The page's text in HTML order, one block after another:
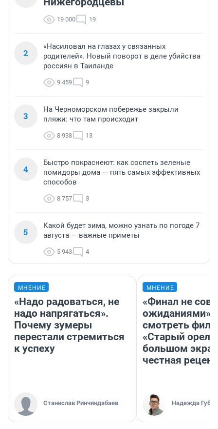
19 000 19
2
«Насиловал на глазах у связанных
родителей». Новый поворот в деле убийства
россиян в Таиланде
9 459 9
3
На Черноморском побережье закрыли
пляжи: что там происходит
8 938 13
4
Быстро покраснеют: как соспеть зеленые
помидоры дома — пять самых эффективных
способов
8 757 3
5
Какой будет зима, можно узнать по погоде 7
августа — важные приметы
5 943 4
МНЕНИЕ
«Надо радоваться, не
надо напрягаться».
Почему зумеры
перестали стремиться
к успеху
Станислав Ринчиндабаев
МНЕНИЕ
«Финал не
ожиданиями»:
смотреть
«Старый орел»
большом
честная
Надежда